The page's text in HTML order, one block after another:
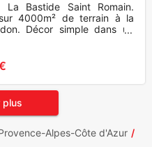
Bastide Saint Romain.
4000m² de terrain à la
Décor simple dans un
plus
Alpes-Côte d'Azur